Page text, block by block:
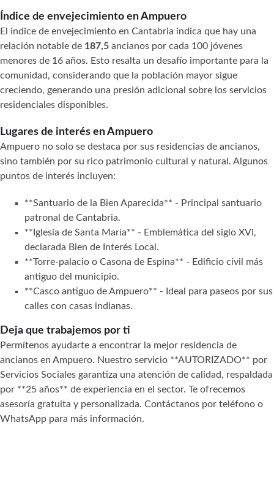
Índice de envejecimiento en Ampuero
El índice de envejecimiento en Cantabria indica que hay una
relación notable de 187,5 ancianos por cada 100 jóvenes
menores de 16 años. Esto resalta un desafío importante para la
comunidad, considerando que la población mayor sigue
creciendo, generando una presión adicional sobre los servicios
residenciales disponibles.
Lugares de interés en Ampuero
Ampuero no solo se destaca por sus residencias de ancianos,
sino también por su rico patrimonio cultural y natural. Algunos
puntos de interés incluyen:
**Santuario de la Bien Aparecida** - Principal santuario
patronal de Cantabria.
**Iglesia de Santa María** - Emblemática del siglo XVI,
declarada Bien de Interés Local.
**Torre-palacio o Casona de Espina** - Edificio civil más
antiguo del municipio.
**Casco antiguo de Ampuero** - Ideal para paseos por sus
calles con casas indianas.
Deja que trabajemos por ti
Permítenos ayudarte a encontrar la mejor residencia de
ancianos en Ampuero. Nuestro servicio **AUTORIZADO** por
Servicios Sociales garantiza una atención de calidad, respaldada
por **25 años** de experiencia en el sector. Te ofrecemos
asesoría gratuita y personalizada. Contáctanos por teléfono o
WhatsApp para más información.